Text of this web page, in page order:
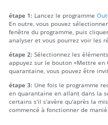
étape 1: Lancez le programme
En outre, vous pouvez
fenêtre du programme, puis
analyser et vous pourrez voir les
étape 2: Sélectionnez les
appuyez sur le bouton «Mettre en
quarantaine, vous pouvez être
étape 3: Une fois le programme
en quarantaine en allant dans la
certains s'il s'avère qu'après la
commencé à fonctionner de